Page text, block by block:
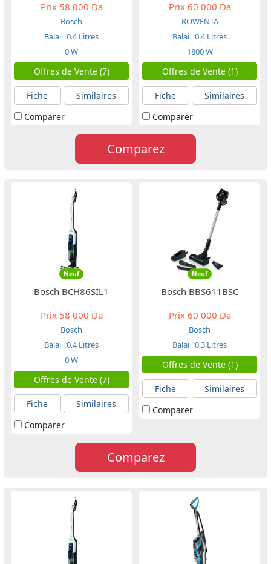
Prix58 000 Da
Bosch
Balai 0.4 Litres
0 W
Offres de Vente (7)
Fiche
Similaires
Comparer
Prix60 000 Da
ROWENTA
Balai 0.4 Litres
1800 W
Offres de Vente (1)
Fiche
Similaires
Comparer
Comparez
Neuf
Bosch BCH86SIL1
Prix58 000 Da
Bosch
Balai 0.4 Litres
0 W
Offres de Vente (7)
Fiche
Similaires
Comparer
Neuf
Bosch BBS611BSC
Prix60 000 Da
Bosch
Balai 0.3 Litres
Offres de Vente (1)
Fiche
Similaires
Comparer
Comparez